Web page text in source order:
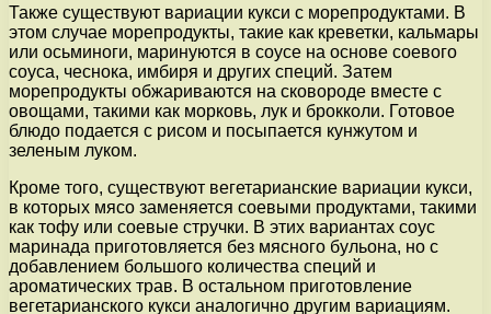
Также существуют вариации кукси с морепродуктами. В
этом случае морепродукты, такие как креветки, кальмары
или осьминоги, маринуются в соусе на основе соевого
соуса, чеснока, имбиря и других специй. Затем
морепродукты обжариваются на сковороде вместе с
овощами, такими как морковь, лук и брокколи. Готовое
блюдо подается с рисом и посыпается кунжутом и
зеленым луком.
Кроме того, существуют вегетарианские вариации кукси,
в которых мясо заменяется соевыми продуктами, такими
как тофу или соевые стручки. В этих вариантах соус
маринада приготовляется без мясного бульона, но с
добавлением большого количества специй и
ароматических трав. В остальном приготовление
вегетарианского кукси аналогично другим вариациям.